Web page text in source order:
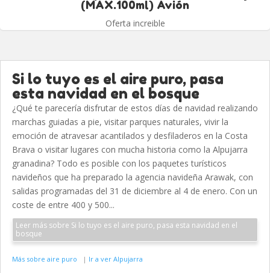
(MAX.100ml) Avión
Oferta increible
Si lo tuyo es el aire puro, pasa
esta navidad en el bosque
¿Qué te parecería disfrutar de estos días de navidad realizando
marchas guiadas a pie, visitar parques naturales, vivir la
emoción de atravesar acantilados y desfiladeros en la Costa
Brava o visitar lugares con mucha historia como la Alpujarra
granadina? Todo es posible con los paquetes turísticos
navideños que ha preparado la agencia navideña Arawak, con
salidas programadas del 31 de diciembre al 4 de enero. Con un
coste de entre 400 y 500...
Leer más sobre Si lo tuyo es el aire puro, pasa esta navidad en el
bosque
Más sobre aire puro | Ir a ver Alpujarra